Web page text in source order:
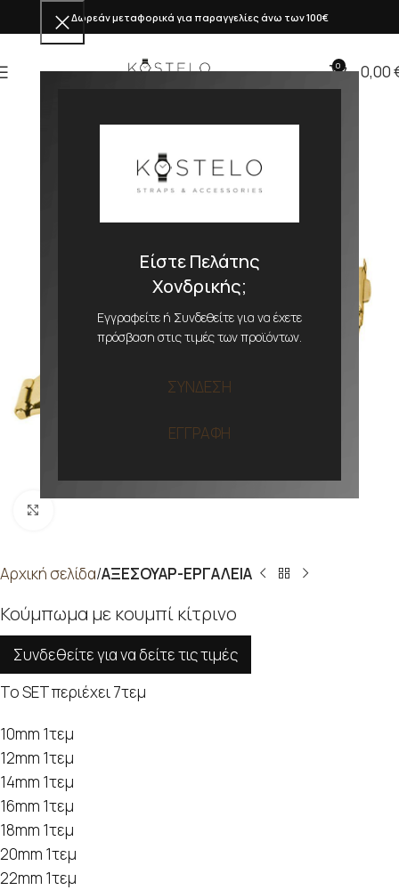
Είστε Πελάτης
Χονδρικής;
Εγγραφείτε ή Συνδεθείτε για να έχετε
πρόσβαση στις τιμές των προϊόντων.
ΣΥΝΔΕΣΗ
ΕΓΓΡΑΦΗ
Δωρεάν μεταφορικά για παραγγελίες άνω των 100€
0 0,00
Αρχική σελίδα ΑΞΕΣΟΥΑΡ-ΕΡΓΑΛΕΙΑ
Κούμπωμα με κουμπί κίτρινο
Συνδεθείτε για να δείτε τις τιμές
Το SET περιέχει 7τεμ
10mm 1τεμ
12mm 1τεμ
14mm 1τεμ
16mm 1τεμ
18mm 1τεμ
20mm 1τεμ
22mm 1τεμ